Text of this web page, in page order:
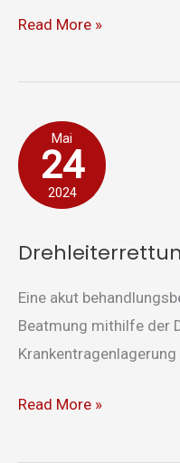
Read More »
Mai
24
2024
Eine akut
Beatmung mithilfe der
Drehleiterrettung
Read More »